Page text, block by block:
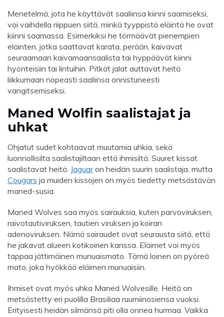
Menetelmä, jota he käyttävät saaliinsa kiinni saamiseksi,
voi vaihdella riippuen siitä, minkä tyyppistä eläintä he ovat
kiinni saamassa. Esimerkiksi he törmäävät pienempien
eläinten, jotka saattavat karata, perään, kaivavat
seuraamaan kaivamaansaalista tai hyppäävät kiinni
hyönteisiin tai lintuihin. Pitkät jalat auttavat heitä
liikkumaan nopeasti saaliinsa onnistuneesti
vangitsemiseksi.
Maned Wolfin saalistajat ja
uhkat
Ohjatut sudet kohtaavat muutamia uhkia, sekä
luonnollisilta saalistajiltaan että ihmisiltä. Suuret kissat
saalistavat heitä. Jaguaron heidän suurin saalistaja, mutta
Cougars ja muiden kissojen on myös tiedetty metsästävän
maned-susia.
Maned Wolves saa myös sairauksia, kuten parvoviruksen,
raivotautiviruksen, tautien viruksen ja koiran
adenoviruksen. Nämä sairaudet ovat seurausta siitä, että
he jakavat alueen kotikoirien kanssa. Eläimet voi myös
tappaa jättimäinen munuaismato. Tämä loinen on pyöreä
mato, joka hyökkää eläimen munuaisiin.
Ihmiset ovat myös uhka Maned Wolvesille. Heitä on
metsästetty eri puolilla Brasiliaa ruumiinosiensa vuoksi.
Erityisesti heidän silmänsä piti olla onnea hurmaa. Vaikka